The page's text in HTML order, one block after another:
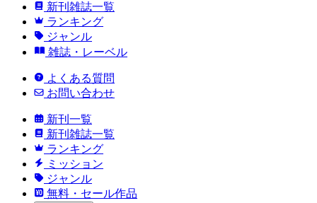
新刊雑誌一覧
ランキング
ジャンル
雑誌・レーベル
よくある質問
お問い合わせ
新刊一覧
新刊雑誌一覧
ランキング
ミッション
ジャンル
無料・セール作品